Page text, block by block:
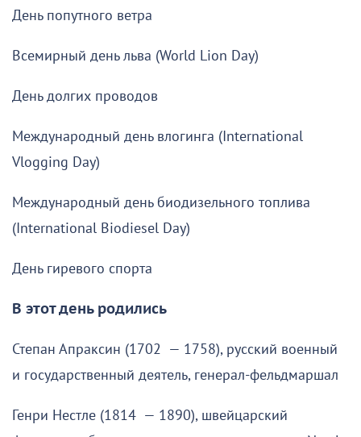
День попутного ветра
Всемирный день льва (World Lion Day)
День долгих проводов
Международный день влогинга (International
Vlogging Day)
Международный день биодизельного топлива
(International Biodiesel Day)
День гиревого спорта
В этот день родились
Степан Апраксин (1702 — 1758), русский военный
и государственный деятель, генерал-фельдмаршал
Генри Нестле (1814 — 1890), швейцарский